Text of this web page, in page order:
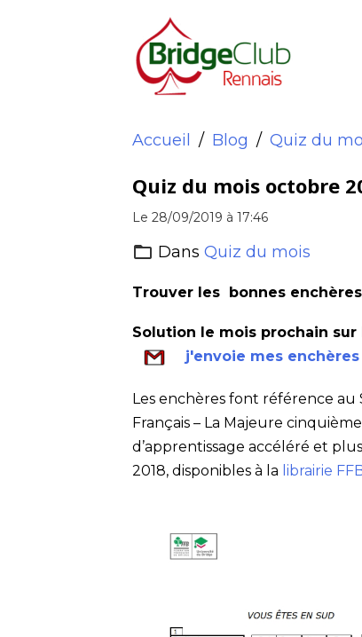
Accueil Blog Quiz du
Quiz du mois octobre
Le 28/09/2019 à 17:46
DansQuiz du mois
Trouver les bonnes
Solution le mois prochain sur
j'envoie mes
Les enchères font référence au
Français – La Majeure
d’apprentissage accéléré et
2018, disponibles à la librairie